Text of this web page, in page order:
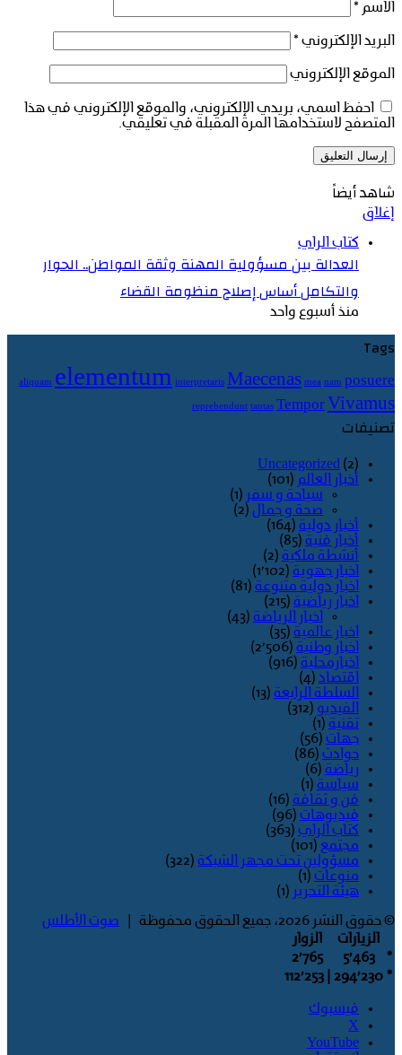
الاسم *
البريد الإلكتروني *
الموقع الإلكتروني
احفظ اسمي، بريدي الإلكتروني، والموقع الإلكتروني في هذا
المتصفح لاستخدامها المرة المقبلة في تعليقي.
شاهد أيضاً
إغلاق
كتاب الراي
العدالة بين مسؤولية المهنة وثقة المواطن.. الحوار
والتكامل أساس إصلاح منظومة القضاء
منذ أسبوع واحد
Tags
aliquam elementum interpretaris Maecenas mea nam posuere
reprehendunt tantas Tempor Vivamus
تصنيفات
Uncategorized (2)
أخبار العالم (101)
سياحة و سفر (1)
صحة و جمال (2)
أخبار دولية (164)
أخبار فنية (85)
أنشطة ملكية (2)
اخبار جهوية (1٬102)
اخبار دولية متنوعة (81)
اخبار رياضية (215)
اخبار الرياضة (43)
اخبار عالمية (35)
اخبار وطنية (2٬506)
اخبارمحلية (916)
اقتصاد (4)
السلطة الرابعة (13)
الفيديو (312)
تقنية (1)
جهات (56)
حوادث (86)
رياضة (6)
سياسة (1)
فن و ثقافة (16)
فيديوهات (96)
كتاب الراي (363)
مجتمع (101)
مسؤولين تحت مجهر الشبكة (322)
منوعات (1)
هيئة التحرير (1)
© حقوق النشر 2026، جميع الحقوق محفوظة |
صوت الأطلس
الزيارات
الزوار
*
5٬463
2٬765
* 294٬230
فيسبوك
‫X
‫YouTube